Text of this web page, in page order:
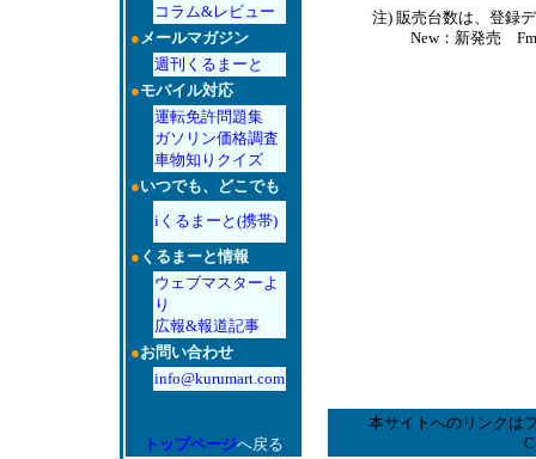
コラム&レビュー
●メールマガジン
週刊くるまーと
●モバイル対応
運転免許問題集
ガソリン価格調査
車物知りクイズ
●いつでも、どこでも
iくるまーと(携帯)
● くるまーと情報
ウェブマスターよ
り
広報&報道記事
●お問い合わせ
info@kurumart.com
トップページへ戻る
注) 販売台数は、登録
New：新発売
本サイトへのリンクは